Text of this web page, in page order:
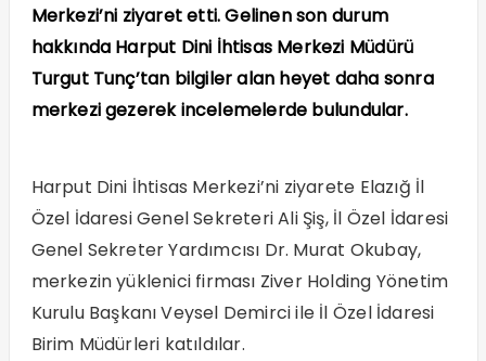
Merkezi’ni ziyaret etti. Gelinen son durum
hakkında Harput Dini İhtisas Merkezi Müdürü
Turgut Tunç’tan bilgiler alan heyet daha sonra
merkezi gezerek incelemelerde bulundular.
Harput Dini İhtisas Merkezi’ni ziyarete Elazığ İl
Özel İdaresi Genel Sekreteri Ali Şiş, İl Özel İdaresi
Genel Sekreter Yardımcısı Dr. Murat Okubay,
merkezin yüklenici firması Ziver Holding Yönetim
Kurulu Başkanı Veysel Demirci ile İl Özel İdaresi
Birim Müdürleri katıldılar.